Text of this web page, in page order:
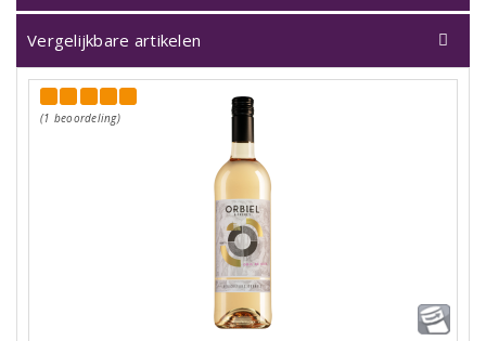
Vergelijkbare artikelen
(1 beoordeling)